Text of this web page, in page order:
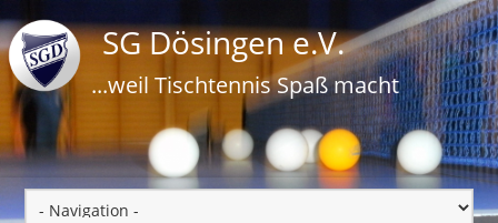
SG Dösingen e.V.
...weil Tischtennis Spaß macht